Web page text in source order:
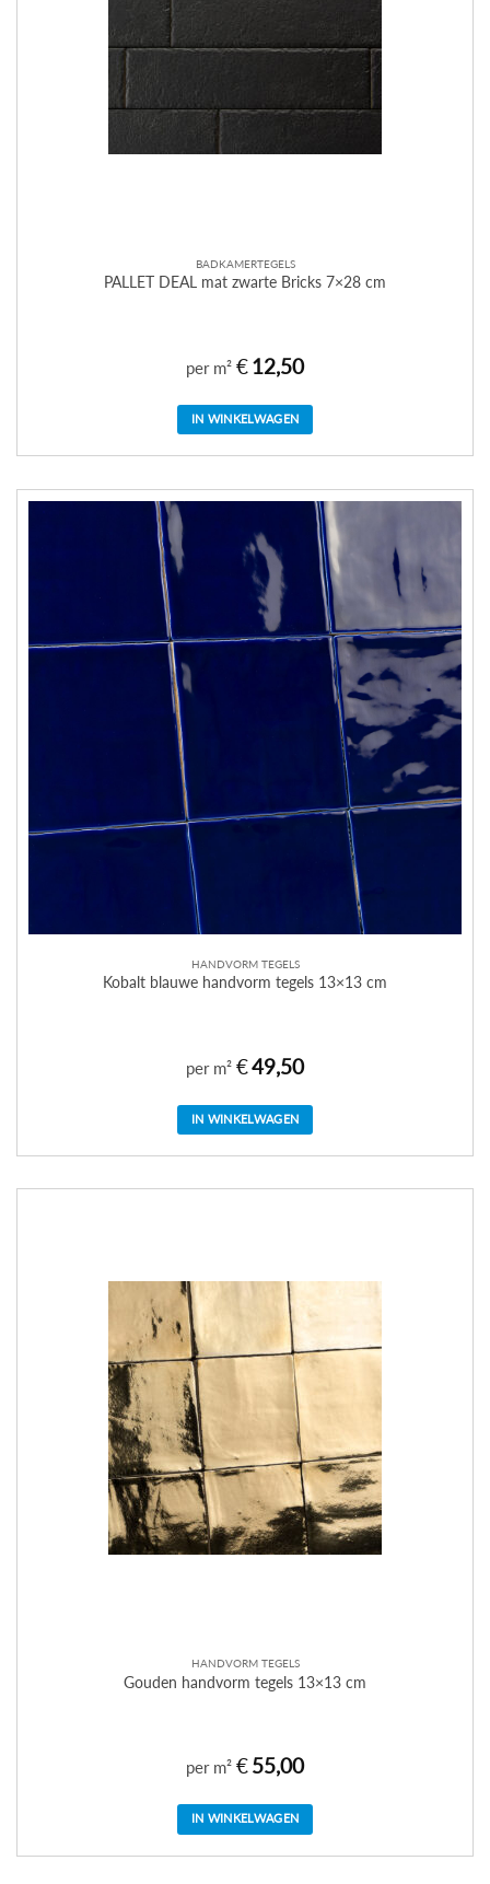
BADKAMERTEGELS
PALLET DEAL mat zwarte Bricks 7×28 cm
per m² €12,50
IN WINKELWAGEN
HANDVORM TEGELS
Kobalt blauwe handvorm tegels 13×13 cm
per m² €49,50
IN WINKELWAGEN
HANDVORM TEGELS
Gouden handvorm tegels 13×13 cm
per m² €55,00
IN WINKELWAGEN